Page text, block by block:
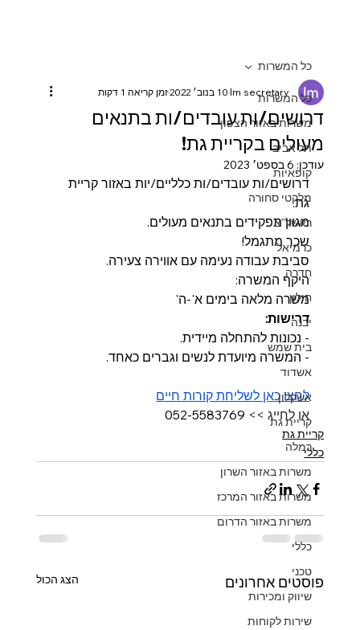
כל המשרות
משרות באזור הצפון
תל אביב
קופאיות
מלקטי סחורה
ראשל"צ
כרמיאל
חדרה
חולון
יבנה
בית שמש
אשדוד
אשקלון
קריית גת
רמלה
משרות באזור השרון
משרות באזור המרכז
משרות באזור הדרום
כללי
טכני
שיווק ומכירות
שירות לקוחות
כל המשרות
דרושים/ות עובדים/ות בתנאים
מעולים בקריית גת!
lm secretary10 בנוב׳ 2022 זמן קריאה 1 דקות
עודכן: 6 בספט׳ 2023
דרושים/ות עובדים/ות כלליים/יות באזור קריית
גת.
מגוון תפקידים בתנאים מעולים.
שכר מתגמל!
סביבת עבודה נעימה עם אווירה צעירה.
היקף המשרה:
משרה מלאה בימים א'-ה'
דרישות:
- נכונות להתחלה מיידית.
- המשרה מיועדת לנשים וגברים כאחד.
לחצו כאן לשליחת קורות חיים
או לחייג >> 052-5583769
קריית גת
כללי
פוסטים אחרונים הצג הכול